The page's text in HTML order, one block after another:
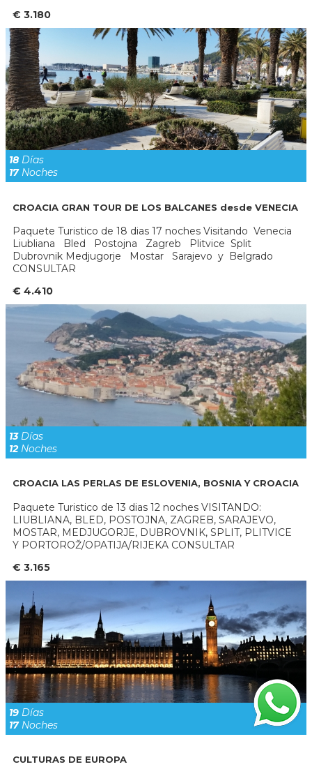
€ 3.180
18 Días
17Noches
CROACIA GRAN TOUR DE LOS BALCANES desde VENECIA
Paquete Turistico de 18 dias 17 noches Visitando Venecia
Liubliana Bled Postojna Zagreb Plitvice Split
Dubrovnik Medjugorje Mostar Sarajevo y Belgrado
CONSULTAR
€ 4.410
13Días
12Noches
CROACIA LAS PERLAS DE ESLOVENIA, BOSNIA Y CROACIA
Paquete Turistico de 13 dias 12 noches VISITANDO:
LIUBLIANA, BLED, POSTOJNA, ZAGREB, SARAJEVO,
MOSTAR, MEDJUGORJE, DUBROVNIK, SPLIT, PLITVICE
Y PORTOROŽ/OPATIJA/RIJEKA CONSULTAR
€ 3.165
19 Días
17Noches
CULTURAS DE EUROPA